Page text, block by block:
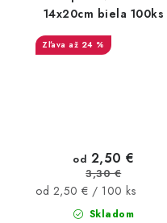
14x20cm biela 100ks
až 24 %
Skladom
od 2,50 €
3,30 €
Jednotková
od 2,50 € / 100 ks